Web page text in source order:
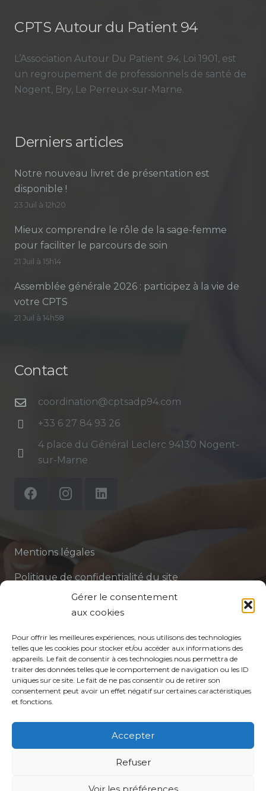
Gérer le consentement
aux cookies
Pour offrir les meilleures expériences, nous utilisons des technologies
telles que les cookies pour stocker et/ou accéder aux informations des
appareils. Le fait de consentir à ces technologies nous permettra de
traiter des données telles que le comportement de navigation ou les ID
uniques sur ce site. Le fait de ne pas consentir ou de retirer son
consentement peut avoir un effet négatif sur certaines caractéristiques
et fonctions.
Accepter
Refuser
Voir les préférences
CPTS Autour du Patient 94
L’Association Autour Du Patient 94, Loi 1901, est
un regroupement de professionnels de santé de
Nogent, Bry, Le Perreux-sur-Marne.
Derniers articles
Notre nouveau livret de présentation est
disponible !
23 Juil à 12h20
Mieux comprendre le rôle de la sage-femme
pour faciliter le parcours de soin
21 Juil à 15h14
Assemblée générale 2026 : participez à la vie de
votre CPTS
21 Juil à 14h58
Contact
coordination@cptsadp94.com
+33 6 27 84 93 26
4 place du Général Leclerc 94130 Nogent-
sur-Marne
Mentions légales
Politique de confidentialité du site
Politique de protection des données de la CPTS
Votre CPTS